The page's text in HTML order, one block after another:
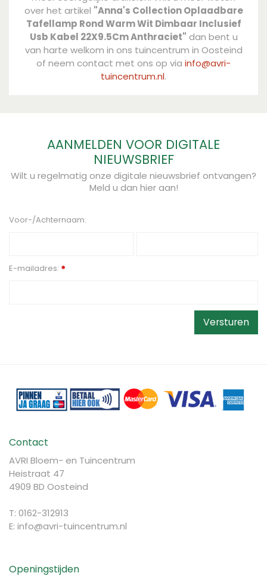
over het artikel "Anna's Collection Oplaadbare
Tafellamp Rond Warm Wit Dimbaar Inclusief
Usb Kabel 22X9.5Cm Anthraciet" dan bent u
van harte welkom in ons tuincentrum in Oosteind
of neem contact met ons op via info@avri-
tuincentrum.nl.
AANMELDEN VOOR DIGITALE
NIEUWSBRIEF
Wilt u regelmatig onze digitale nieuwsbrief ontvangen?
Meld u dan hier aan!
Voor-/Achternaam:
E-mailadres: *
Contact
AVRI Bloem- en Tuincentrum
Heistraat 47
4909 BD Oosteind
T: 0162-312913
E: info@avri-tuincentrum.nl
Openingstijden